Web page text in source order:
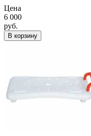
Цена
6 000
руб.
В корзину